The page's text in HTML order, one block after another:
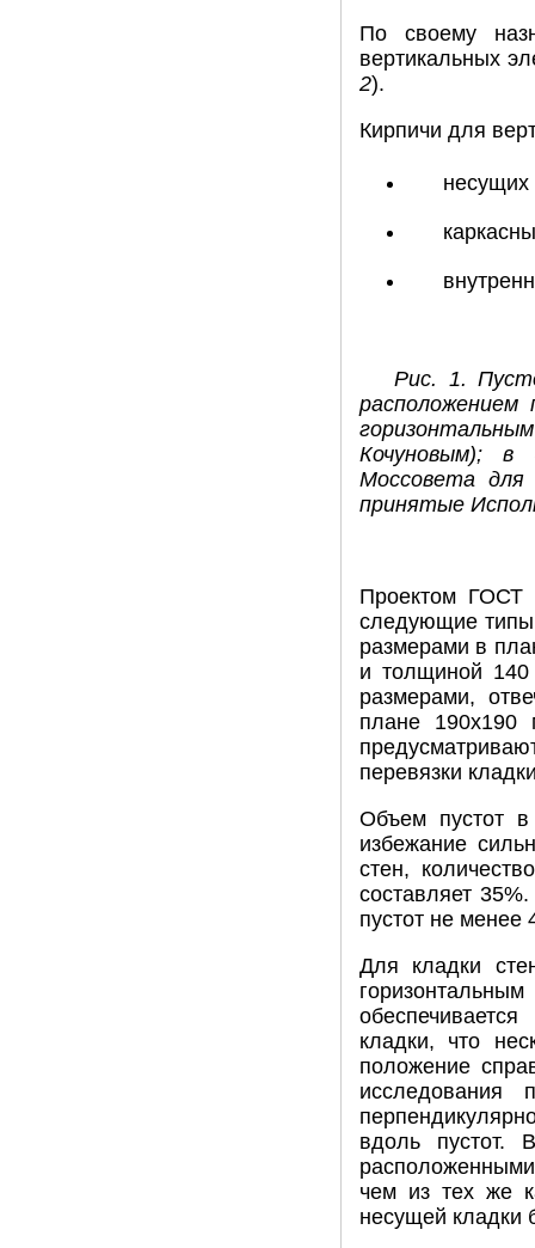
По своему
вертикальных
2).
Кирпичи для
несущих
Рис. 1.
Кочуновым); в
Моссовета для
принятые
Проектом ГОСТ
следующие типы
размерами в
и толщиной
размерами,
плане
перевязки
Объем пустот в
избежание
стен,
составляет
пустот не менее
Для кладки
кладки, что
положение
исследования
вдоль пустот.
чем из тех же
несущей кладки